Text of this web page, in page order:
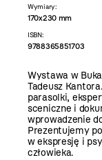
Wymiary:
170x230 mm
ISBN:
9788365851703
Wystawa w
Tadeusz
parasolki,
sceniczne i
wprowadzenie
Prezentujemy
w ekspresję i
człowieka.